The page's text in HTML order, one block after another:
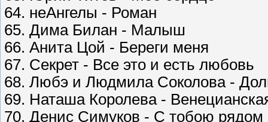
64. неАнгелы - Роман
65. Дима Билан - Малыш
66. Анита Цой - Береги меня
67. Секрет - Все это и есть любовь
68. Любэ и Людмила Соколова -
69. Наташа Королева -
70. Денис Симуков - С тобою рядом